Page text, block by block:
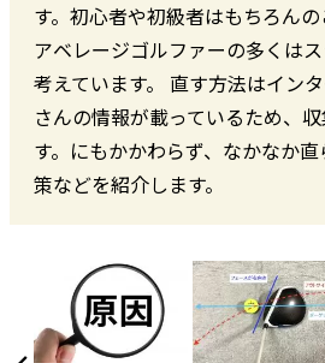
す。初心者や初級者はもちろん
アベレージゴルファーの多くは
考えています。 直す方法はイン
さんの情報が載っているため、
す。にもかかわらず、なかなか
策などを紹介します。